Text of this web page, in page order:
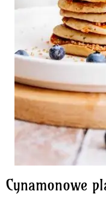
Cynamonowe